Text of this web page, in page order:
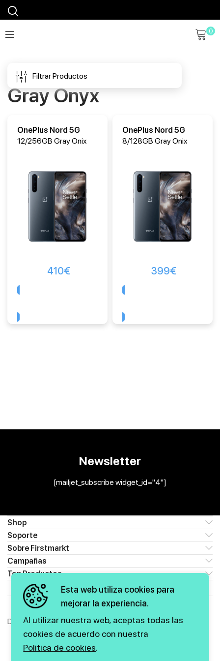
0
Gray Onyx
Filtrar Productos
OnePlus Nord 5G
12/256GB Gray Onix
410€
OnePlus Nord 5G
8/128GB Gray Onix
399€
Newsletter
[mailjet_subscribe widget_id="4"]
Shop
Soporte
Sobre Firstmarkt
Campañas
Top Productos
Descubre las novedades y ofertas
Esta web utiliza cookies para
mejorar la experiencia.
Al utilizar nuestra web, aceptas todas las
cookies de acuerdo con nuestra
Politica de cookies.